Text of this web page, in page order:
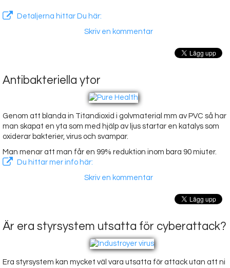
Detaljerna hittar Du här:
Skriv en kommentar
Antibakteriella ytor
Genom att blanda in Titandioxid i golvmaterial mm av PVC så har
man skapat en yta som med hjälp av ljus startar en katalys som
oxiderar bakterier, virus och svampar.
Man menar att man får en 99% reduktion inom bara 90 miuter.
Du hittar mer info här:
Skriv en kommentar
Är era styrsystem utsatta för cyberattack?
Era styrsystem kan mycket väl vara utsatta för attack utan att ni